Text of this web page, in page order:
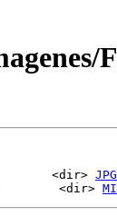
<dir> JPG
<dir>